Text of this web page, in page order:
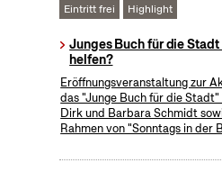
Eintritt frei
Highlight
Junges Buch für die
helfen?
Eröffnungsveranstaltung zur
das "Junge Buch für die
Dirk und Barbara Schmidt
Rahmen von "Sonntags in der